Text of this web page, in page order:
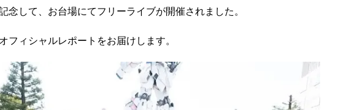
念して、お台場にてフリーライブが開催されました。
フィシャルレポートをお届けします。